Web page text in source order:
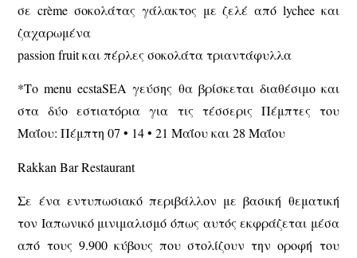
σε crème σοκολάτας γάλακτος με ζελέ από lychee και
ζαχαρωμένα
passion fruit και πέρλες σοκολάτα τριαντάφυλλα
*Το menu ecstaSEA γεύσης θα βρίσκεται διαθέσιμο και
στα δύο εστιατόρια για τις τέσσερις Πέμπτες του
Μαΐου: Πέμπτη 07 • 14 • 21 Μαΐου και 28 Μαΐου
Rakkan Bar Restaurant
Σε ένα εντυπωσιακό περιβάλλον με βασική θεματική
τον Ιαπωνικό μινιμαλισμό όπως αυτός εκφράζεται μέσα
από τους 9.900 κύβους που στολίζουν την οροφή του